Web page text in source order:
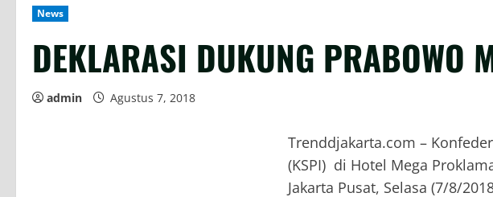
News
DEKLARASI DUKUNG PRABOWO
admin Agustus 7, 2018
Trenddjakarta.com –
(KSPI) di Hotel Mega
Jakarta Pusat, Selasa (7/8/